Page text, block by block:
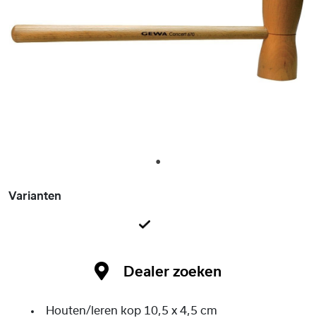
1
Varianten
Dealer zoeken
Houten/leren kop 10,5 x 4,5 cm